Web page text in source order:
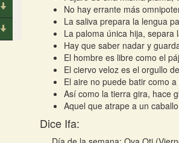
No hay errante más
La saliva prepara la lengua
La paloma única hija, separa
Hay que saber nadar y
El hombre es libre como el
El ciervo veloz es el orgullo
El aire no puede batir como
Así como la tierra gira, hace
Aquel que atrape a un
Dice Ifa: